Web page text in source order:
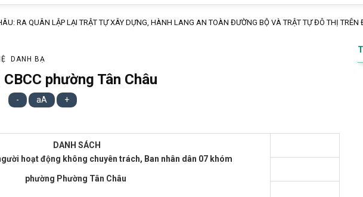
ĐƯỜNG BỘ VÀ TRẬT TỰ ĐÔ THỊ TRÊN ĐỊA BÀN PHƯỜNG
DANH BẠ
phường Tân Châu
- aA +
DANH SÁCH
hoạt động không chuyên trách, Ban nhân dân 07 khóm
phường Phường Tân Châu